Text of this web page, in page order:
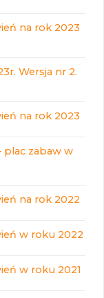
na rok 2023
Wersja nr 2.
na rok 2023
plac zabaw w
na rok 2022
w roku 2022
w roku 2021